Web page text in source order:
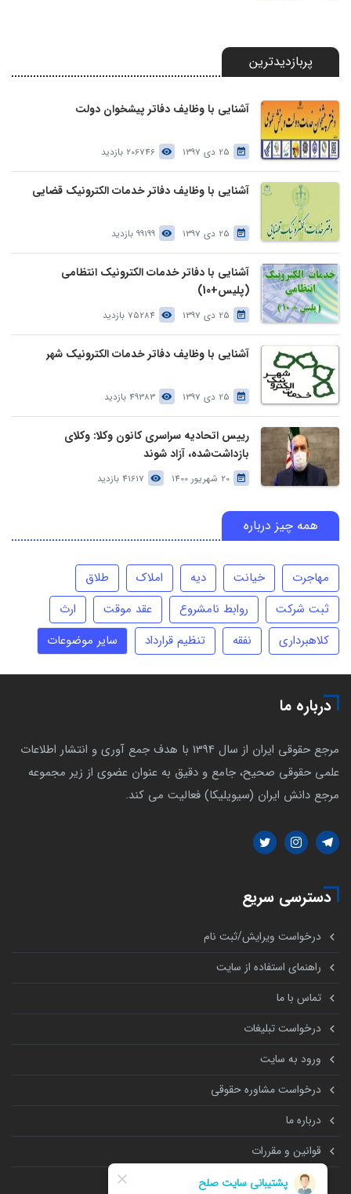
پربازدیدترین
آشنایی با وظایف دفاتر پیشخوان دولت
25 دی 1397 206746 بازدید
آشنایی با وظایف دفاتر خدمات الکترونیک قضایی
25 دی 1397 99199 بازدید
آشنایی با دفاتر خدمات الکترونیک انتظامی
(پلیس+10)
25 دی 1397 75284 بازدید
آشنایی با وظایف دفاتر خدمات الکترونیک شهر
25 دی 1397 49383 بازدید
رییس اتحادیه سراسری کانون وکلا: وکلای
بازداشت‌شده، آزاد شوند
20 شهریور 1400 41617 بازدید
همه چیز درباره
مهاجرت خیانت دیه املاک
طلاق
ثبت شرکت
روابط نامشروع عقد موقت
ارث
کلاهبرداری
نفقه تنظیم قرارداد سایر موضوعات
درباره ما
مرجع حقوقی ایران از سال 1394 با هدف جمع آوری و انتشار اطلاعات
علمی حقوقی صحیح، جامع و دقیق به عنوان عضوی از زیر مجموعه
مرجع دانش ایران (سیویلیکا) فعالیت می کند.
دسترسی سریع
درخواست ویرایش/ثبت نام
راهنمای استفاده از سایت
تماس با ما
درخواست تبلیغات
ورود به سایت
درخواست مشاوره حقوقی
درباره ما
قوانین و مقررات